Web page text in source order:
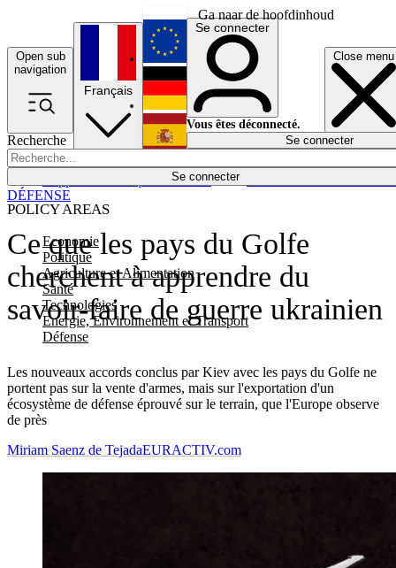
Ga naar de hoofdinhoud
Open sub
navigation
Close menu
Recherche
Se connecter
POLICY AREAS
Economie
Politique
Agriculture et Alimentation
Santé
Technologies
Energie, Environnement et Transport
Défense
Économie
Français
English
Deutsch
Español
Se connecter
Vous êtes déconnecté.
Se connecter
Ce que les pays du Golfe
cherchent à apprendre du
savoir-faire de guerre ukrainien
Les nouveaux accords conclus par Kiev avec les pays du Golfe ne
portent pas sur la vente d'armes, mais sur l'exportation d'un
écosystème de défense éprouvé sur le terrain, que l'Europe observe
de près
DÉFENSE
Miriam Saenz de TejadaEURACTIV.com